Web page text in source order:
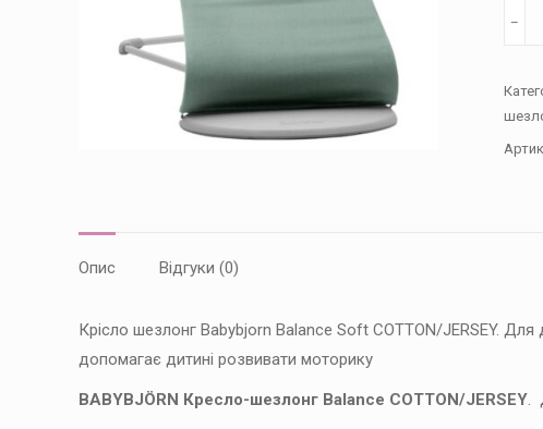
﹣
Опис Відгуки (0)
Крісло шезлонг Babybjorn Balance Soft COTTON/JERSEY.
допомагає дитині розвивати моторику
BABYBJÖRN Кресло-шезлонг Balance COTTON/JERSEY.